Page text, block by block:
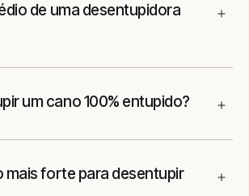
de uma desentupidora
um cano 100% entupido?
mais forte para desentupir